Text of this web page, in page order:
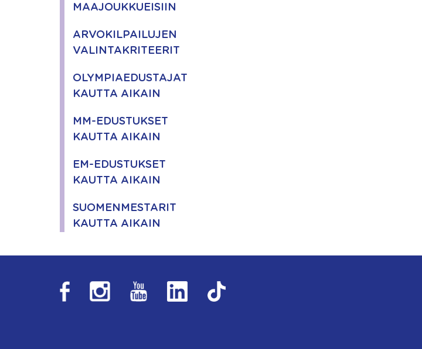
MAAJOUKKUEISIIN
ARVOKILPAILUJEN
VALINTAKRITEERIT
OLYMPIAEDUSTAJAT
KAUTTA AIKAIN
MM-EDUSTUKSET
KAUTTA AIKAIN
EM-EDUSTUKSET
KAUTTA AIKAIN
SUOMENMESTARIT
KAUTTA AIKAIN